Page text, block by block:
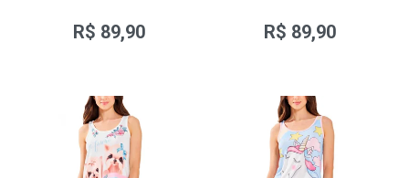
R$ 89,90 R$ 89,90